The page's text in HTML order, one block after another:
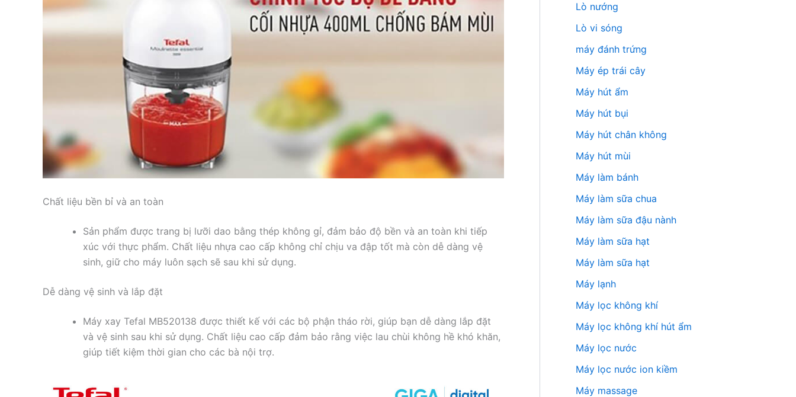
Chất liệu bền bỉ và an toàn
Sản phẩm được trang bị lưỡi dao bằng thép không gỉ, đảm bảo độ bền và an toàn khi tiếp
xúc với thực phẩm. Chất liệu nhựa cao cấp không chỉ chịu va đập tốt mà còn dễ dàng vệ
sinh, giữ cho máy luôn sạch sẽ sau khi sử dụng.
Dễ dàng vệ sinh và lắp đặt
Máy xay Tefal MB520138 được thiết kế với các bộ phận tháo rời, giúp bạn dễ dàng lắp đặt
và vệ sinh sau khi sử dụng. Chất liệu cao cấp đảm bảo rằng việc lau chùi không hề khó khăn,
giúp tiết kiệm thời gian cho các bà nội trợ.
Lò nướng
Lò vi sóng
máy đánh trứng
Máy ép trái cây
Máy hút ẩm
Máy hút bụi
Máy hút chân không
Máy hút mùi
Máy làm bánh
Máy làm sữa chua
Máy làm sữa đậu nành
Máy làm sữa hạt
Máy làm sữa hạt
Máy lạnh
Máy lọc không khí
Máy lọc không khí hút ẩm
Máy lọc nước
Máy lọc nước ion kiềm
Máy massage